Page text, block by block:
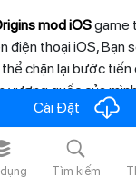
mod iOSgame
điện thoại iOS, Bạn
chặn lại bước tiến
vương quốc của
tấn công.
Rush Origins
mặc định và tháp
Cài Đặt cloud_download
search
Tìm kiếm